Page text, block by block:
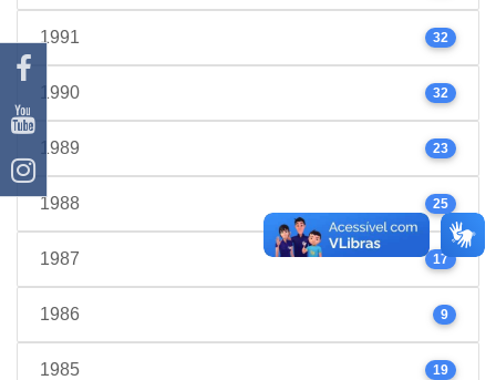
1991 32
1990 32
1989 23
1988 25
1987 17
1986 9
1985 19